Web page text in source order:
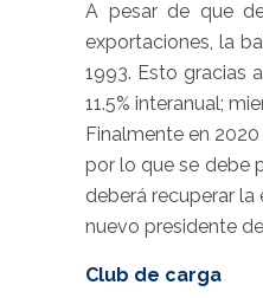
A pesar de que
exportaciones, la
1993. Esto gracias
11.5% interanual;
Finalmente en
por lo que se debe
deberá recuperar
nuevo presidente
Club de carga